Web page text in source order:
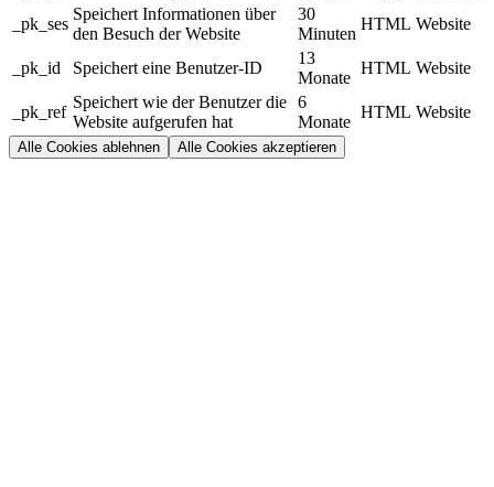
_pk_ses
Speichert Informationen über
den Besuch der Website
30
Minuten
HTML Website
_pk_id Speichert eine Benutzer-ID
13
Monate
HTML Website
_pk_ref
Speichert wie der Benutzer die
Website aufgerufen hat
6
Monate
HTML Website
Alle Cookies ablehnen Alle Cookies akzeptieren